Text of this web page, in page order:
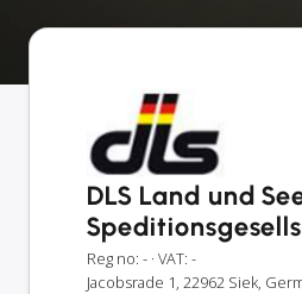
DLS Land und
Reg no: - · VAT: -
Jacobsrade 1, 22962 Siek,